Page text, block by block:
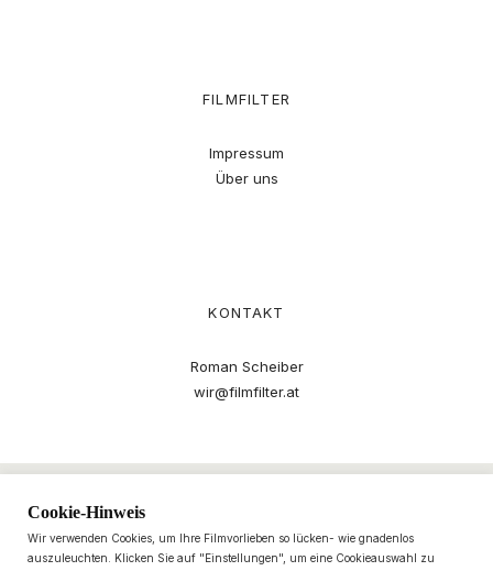
FILMFILTER
Impressum
Über uns
KONTAKT
Roman Scheiber
wir@filmfilter.at
Cookie-Hinweis
Wir verwenden Cookies, um Ihre Filmvorlieben so lücken- wie gnadenlos
auszuleuchten. Klicken Sie auf "Einstellungen", um eine Cookieauswahl zu